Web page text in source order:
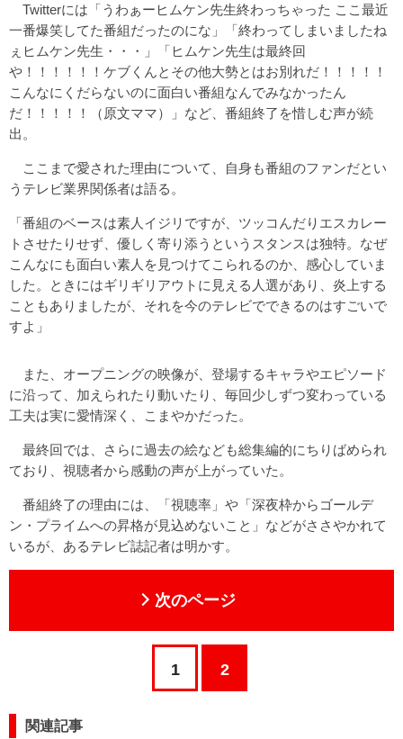
Twitterには「うわぁーヒムケン先生終わっちゃった ここ最近
一番爆笑してた番組だったのにな」「終わってしまいましたね
ぇヒムケン先生・・・」「ヒムケン先生は最終回
や！！！！！！ケブくんとその他大勢とはお別れだ！！！！！
こんなにくだらないのに面白い番組なんでみなかったん
だ！！！！！（原文ママ）」など、番組終了を惜しむ声が続
出。
ここまで愛された理由について、自身も番組のファンだとい
うテレビ業界関係者は語る。
「番組のベースは素人イジリですが、ツッコんだりエスカレー
トさせたりせず、優しく寄り添うというスタンスは独特。なぜ
こんなにも面白い素人を見つけてこられるのか、感心していま
した。ときにはギリギリアウトに見える人選があり、炎上する
こともありましたが、それを今のテレビでできるのはすごいで
すよ」
また、オープニングの映像が、登場するキャラやエピソード
に沿って、加えられたり動いたり、毎回少しずつ変わっている
工夫は実に愛情深く、こまやかだった。
最終回では、さらに過去の絵なども総集編的にちりばめられ
ており、視聴者から感動の声が上がっていた。
番組終了の理由には、「視聴率」や「深夜枠からゴールデ
ン・プライムへの昇格が見込めないこと」などがささやかれて
いるが、あるテレビ誌記者は明かす。
次のページ
1 2
関連記事